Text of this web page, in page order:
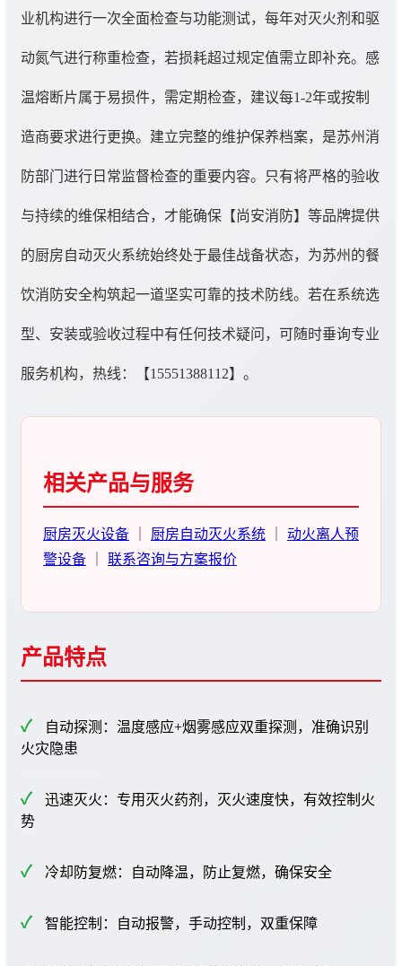
业机构进行一次全面检查与功能测试，每年对灭火剂和驱
动氮气进行称重检查，若损耗超过规定值需立即补充。感
温熔断片属于易损件，需定期检查，建议每1-2年或按制
造商要求进行更换。建立完整的维护保养档案，是苏州消
防部门进行日常监督检查的重要内容。只有将严格的验收
与持续的维保相结合，才能确保【尚安消防】等品牌提供
的厨房自动灭火系统始终处于最佳战备状态，为苏州的餐
饮消防安全构筑起一道坚实可靠的技术防线。若在系统选
型、安装或验收过程中有任何技术疑问，可随时垂询专业
服务机构，热线：【15551388112】。
相关产品与服务
厨房灭火设备 厨房自动灭火系统
动火离人预
警设备
联系咨询与方案报价
产品特点
自动探测：温度感应+烟雾感应双重探测，准确识别
火灾隐患
迅速灭火：专用灭火药剂，灭火速度快，有效控制火
势
冷却防复燃：自动降温，防止复燃，确保安全
智能控制：自动报警，手动控制，双重保障